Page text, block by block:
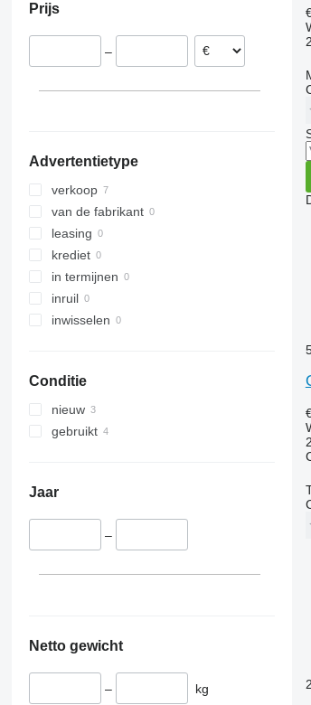
Noorwegen
Prijs
–
Advertentietype
verkoop
van de fabrikant
leasing
krediet
in termijnen
inruil
inwisselen
Conditie
nieuw
gebruikt
Jaar
–
Netto gewicht
– kg